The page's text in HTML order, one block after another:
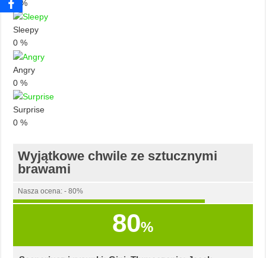
0 %
Sleepy
0 %
Angry
0 %
Surprise
0 %
Wyjątkowe chwile ze sztucznymi
brawami
Nasza ocena: - 80%
80%